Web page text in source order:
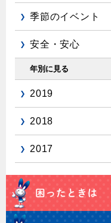
季節のイベント
安全・安心
年別に見る
2019
2018
2017